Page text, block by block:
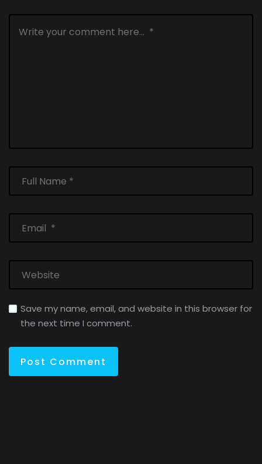
Save my name, email, and website in this browser for
the next time I comment.